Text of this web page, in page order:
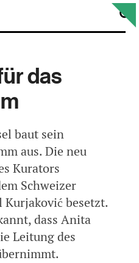
das
baut sein
aus. Die neu
Kurators
Schweizer
besetzt.
dass Anita
Leitung des